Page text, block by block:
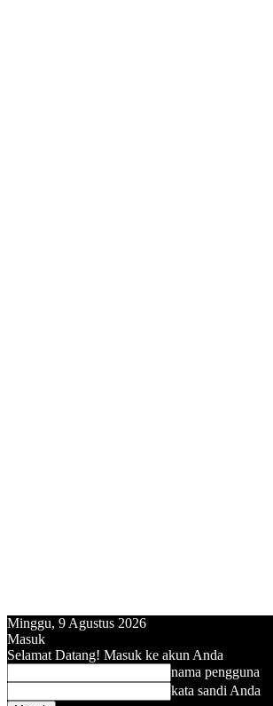
Minggu, 9 Agustus 2026
Masuk
Selamat Datang! Masuk ke akun Anda
nama pengguna
kata sandi Anda